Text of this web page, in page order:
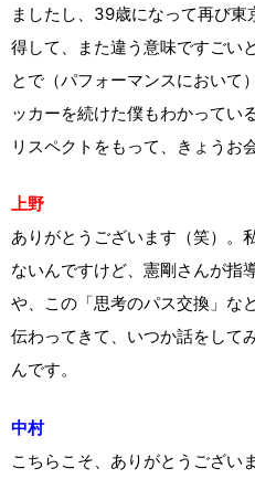
ましたし、39歳になって再び
得して、また違う意味ですごい
とで（パフォーマンスにおいて
ッカーを続けた僕もわかってい
リスペクトをもって、きょうお
上野
ありがとうございます（笑）。
ないんですけど、憲剛さんが指
や、この「思考のパス交換」な
伝わってきて、いつか話をして
んです。
中村
こちらこそ、ありがとうござい